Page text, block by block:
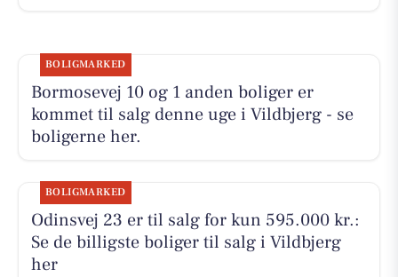
BOLIGMARKED
Bormosevej 10 og 1 anden boliger er
kommet til salg denne uge i Vildbjerg - se
boligerne her.
BOLIGMARKED
Odinsvej 23 er til salg for kun 595.000 kr.:
Se de billigste boliger til salg i Vildbjerg
her